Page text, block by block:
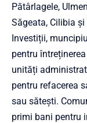
Pătârlagele,
Săgeata, Cilibia
Investiții,
pentru
unități
pentru refacerea
sau sătești.
primi bani pentru